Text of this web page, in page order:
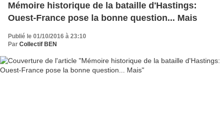
Mémoire historique de la bataille d'Hastings:
Ouest-France pose la bonne question... Mais
Publié le 01/10/2016 à 23:10
Par Collectif BEN